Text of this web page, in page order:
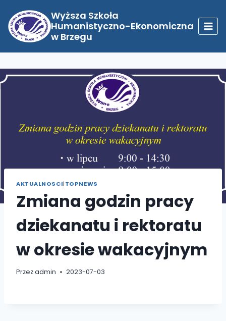
treści
Wyższa Szkoła
Humanistyczno-Ekonomiczna
w Brzegu
AKTUALNOSCI|TOPNEWS
Zmiana godzin pracy
dziekanatu i rektoratu
w okresie wakacyjnym
Przezadmin 2023-07-03